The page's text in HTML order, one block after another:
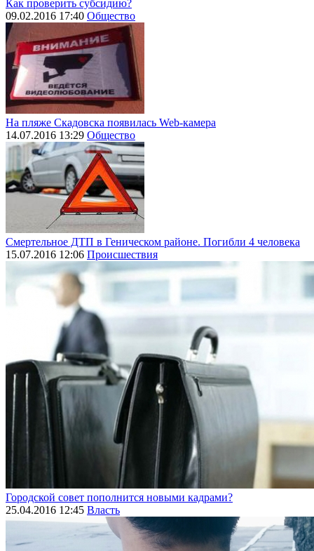
Как проверить субсидию?
09.02.2016 17:40 Общество
На пляже Скадовска появилась Web-камера
14.07.2016 13:29 Общество
Смертельное ДТП в Геническом районе. Погибли 4 человека
15.07.2016 12:06 Происшествия
Городской совет пополнится новыми кадрами?
25.04.2016 12:45 Власть